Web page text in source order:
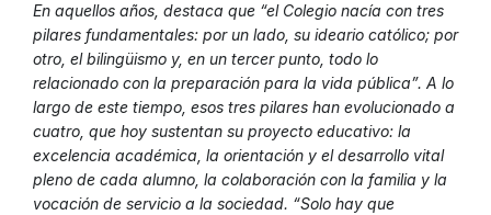
En aquellos años, destaca que “el Colegio nacía con tres
pilares fundamentales: por un lado, su ideario católico; por
otro, el bilingüismo y, en un tercer punto, todo lo
relacionado con la preparación para la vida pública”. A lo
largo de este tiempo, esos tres pilares han evolucionado a
cuatro, que hoy sustentan su proyecto educativo: la
excelencia académica, la orientación y el desarrollo vital
pleno de cada alumno, la colaboración con la familia y la
vocación de servicio a la sociedad. “Solo hay que